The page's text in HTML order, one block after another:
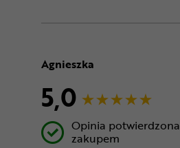
Agnieszka
5,0
Opinia potwierdzona
zakupem